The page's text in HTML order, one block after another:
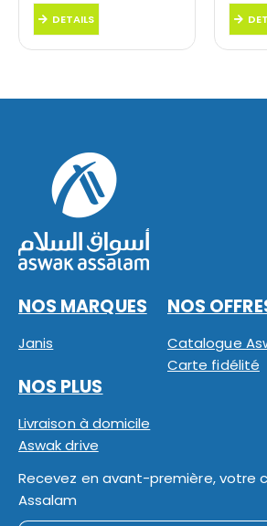
DETAILS
NOS MARQUES
Janis
NOS
Catalogue
Carte fidélité
NOS PLUS
Livraison à domicile
Aswak drive
Recevez en avant-première, votre
Assalam